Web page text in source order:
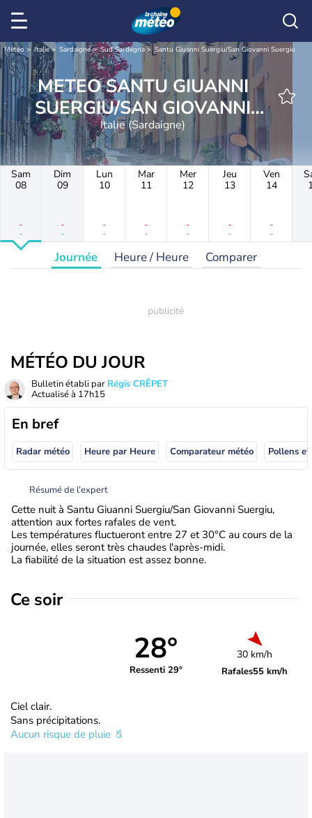
Météo Italie Sardaigne Sud Sardegna Santu Giuanni Suergiu/San Giovanni Suergiu
METEO SANTU GIUANNI
SUERGIU/SAN GIOVANNI
SUERGIU
Italie (Sardaigne)
Sam
08
-
-
Dim
09
-
-
Lun
10
-
-
Mar
11
-
-
Mer
12
-
-
Jeu
13
-
-
Ven
14
-
-
Journée Heure / Heure Comparer
MÉTÉO DU JOUR
Bulletin établi par Régis CRÊPET
Actualisé à 17h15
En bref
Radar météo Heure par Heure Comparateur météo Pollens
Résumé de l’expert
Cette nuit à Santu Giuanni Suergiu/San Giovanni Suergiu,
attention aux fortes rafales de vent.
Les températures fluctueront entre 27 et 30°C au cours de la
journée, elles seront très chaudes l'après-midi.
La fiabilité de la situation est assez bonne.
Ce soir
28°
Ressenti 29°
30 km/h
Rafales55 km/h
Ciel clair.
Sans précipitations.
Aucun risque de pluie